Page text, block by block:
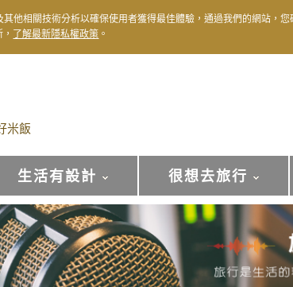
米飯
生活有設計 很想去旅行
其他相關技術分析以確保使用者獲得最佳體驗，通過我們的網站，您
了解最新隱私權政策 。